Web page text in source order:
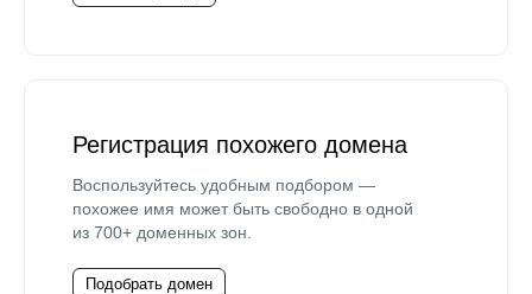
Регистрация похожего домена
Воспользуйтесь удобным подбором —
похожее имя может быть свободно в одной
из 700+ доменных зон.
Подобрать домен